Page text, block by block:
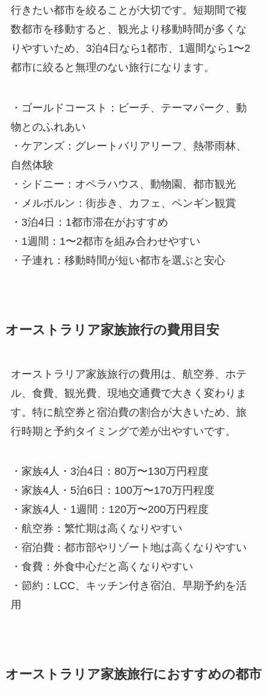
行きたい都市を絞ることが大切です。短期間で複
数都市を移動すると、観光より移動時間が多くな
りやすいため、3泊4日なら1都市、1週間なら1〜2
都市に絞ると無理のない旅行になります。
・ゴールドコースト：ビーチ、テーマパーク、動
物とのふれあい
・ケアンズ：グレートバリアリーフ、熱帯雨林、
自然体験
・シドニー：オペラハウス、動物園、都市観光
・メルボルン：街歩き、カフェ、ペンギン観賞
・3泊4日：1都市滞在がおすすめ
・1週間：1〜2都市を組み合わせやすい
・子連れ：移動時間が短い都市を選ぶと安心
オーストラリア家族旅行の費用目安
オーストラリア家族旅行の費用は、航空券、ホテ
ル、食費、観光費、現地交通費で大きく変わりま
す。特に航空券と宿泊費の割合が大きいため、旅
行時期と予約タイミングで差が出やすいです。
・家族4人・3泊4日：80万〜130万円程度
・家族4人・5泊6日：100万〜170万円程度
・家族4人・1週間：120万〜200万円程度
・航空券：繁忙期は高くなりやすい
・宿泊費：都市部やリゾート地は高くなりやすい
・食費：外食中心だと高くなりやすい
・節約：LCC、キッチン付き宿泊、早期予約を活
用
オーストラリア家族旅行におすすめの都市